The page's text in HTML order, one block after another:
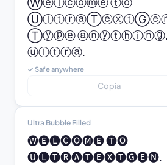
Ⓣⓨⓟⓔ
ⓤⓛⓣⓡⓐ.
✓ Safe anywhere
Copia
Ultra Bubble Filled
🅦🅔🅛🅒🅞🅜🅔 🅣🅞
🅤🅛🅣🅡🅐🅣🅔🅧🅣🅖🅔🅝.